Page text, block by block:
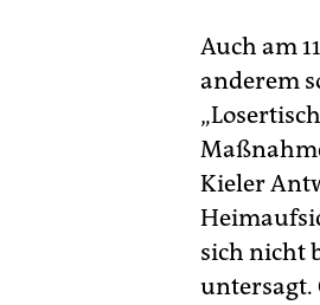
Auch am
anderem
Kieler
sich nicht
untersagt.